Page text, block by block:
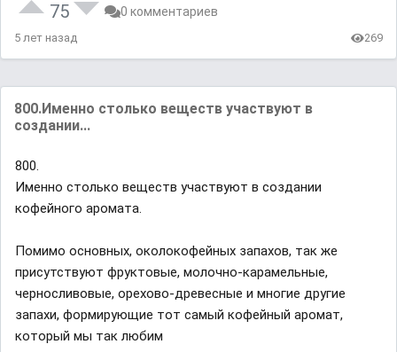
75 0 комментариев
5 лет назад 269
800.Именно столько веществ участвуют в
создании...
800.
Именно столько веществ участвуют в создании
кофейного аромата.
Помимо основных, околокофейных запахов, так же
присутствуют фруктовые, молочно-карамельные,
черносливовые, орехово-древесные и многие другие
запахи, формирующие тот самый кофейный аромат,
который мы так любим